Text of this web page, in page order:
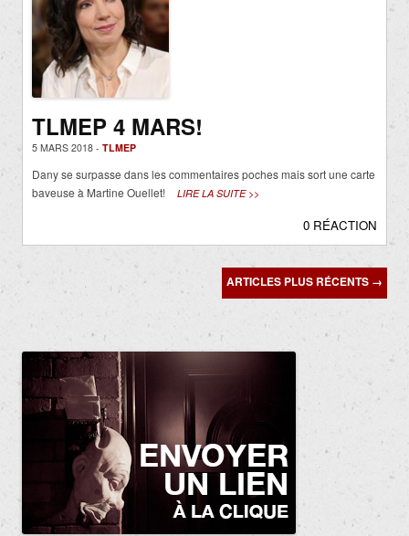
TLMEP 4 MARS!
5 MARS 2018 - TLMEP
Dany se surpasse dans les commentaires poches mais sort une carte
baveuse à Martine Ouellet!
LIRE LA SUITE >>
0 RÉACTION
Navigation
articles
ARTICLES PLUS RÉCENTS →